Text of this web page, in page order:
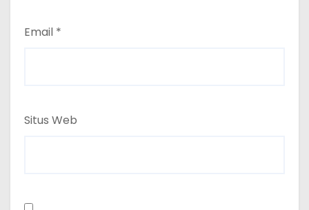
Email *
Situs Web